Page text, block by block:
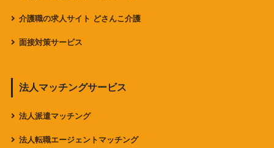
介護職の求人サイト どさんこ介護
面接対策サービス
法人マッチングサービス
法人派遣マッチング
法人転職エージェントマッチング